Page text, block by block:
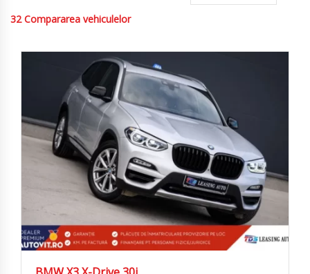
32 Compararea vehiculelor